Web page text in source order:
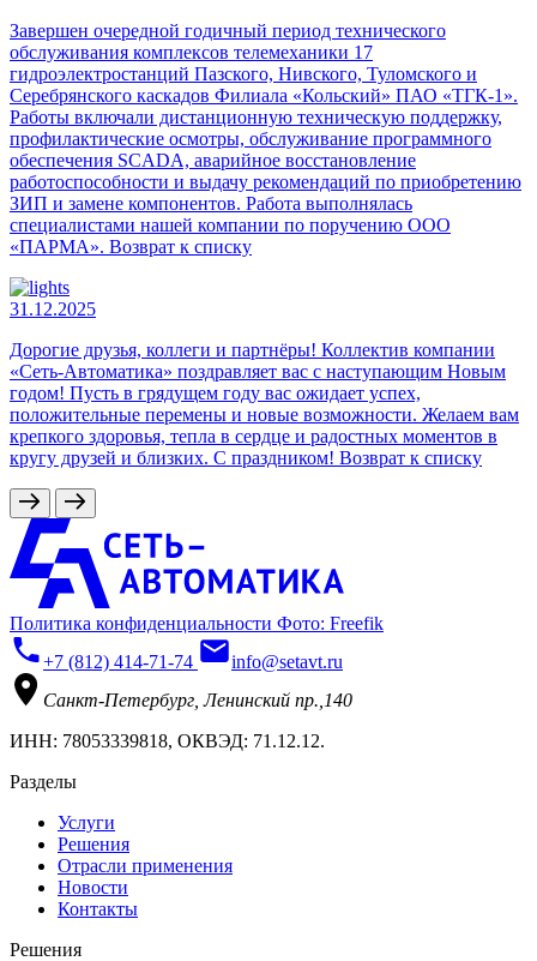
Завершен очередной годичный период технического
обслуживания комплексов телемеханики 17
гидроэлектростанций Пазского, Нивского, Туломского и
Серебрянского каскадов Филиала «Кольский» ПАО «ТГК-1».
Работы включали дистанционную техническую поддержку,
профилактические осмотры, обслуживание программного
обеспечения SCADA, аварийное восстановление
работоспособности и выдачу рекомендаций по приобретению
ЗИП и замене компонентов. Работа выполнялась
специалистами нашей компании по поручению ООО
«ПАРМА». Возврат к списку
31.12.2025
Дорогие друзья, коллеги и партнёры! Коллектив компании
«Сеть-Автоматика» поздравляет вас с наступающим Новым
годом! Пусть в грядущем году вас ожидает успех,
положительные перемены и новые возможности. Желаем вам
крепкого здоровья, тепла в сердце и радостных моментов в
кругу друзей и близких. С праздником! Возврат к списку
Политика конфиденциальности Фото: Freefik
+7 (812) 414-71-74
info@setavt.ru
Санкт-Петербург, Ленинский пр.,140
ИНН: 78053339818, ОКВЭД: 71.12.12.
Разделы
Услуги
Решения
Отрасли применения
Новости
Контакты
Решения